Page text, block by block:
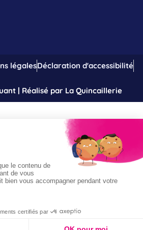
légalesDéclaration d'accessibilité
| Réalisé par La Quincaillerie